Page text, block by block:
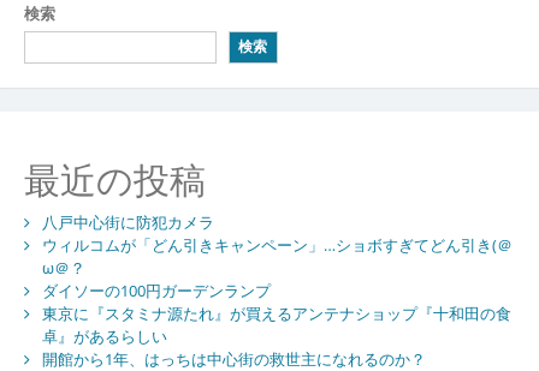
検索
検索
最近の投稿
八戸中心街に防犯カメラ
ウィルコムが「どん引きキャンペーン」…ショボすぎてどん引き(＠
ω＠？
ダイソーの100円ガーデンランプ
東京に『スタミナ源たれ』が買えるアンテナショップ『十和田の食
卓』があるらしい
開館から1年、はっちは中心街の救世主になれるのか？